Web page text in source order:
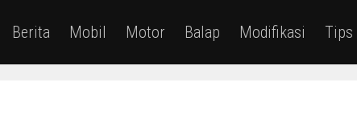
Berita Mobil Motor Balap Modifikasi Tips